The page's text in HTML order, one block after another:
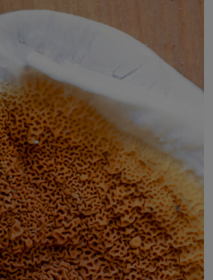
soorten hout. De optimale
van huiszwam is ongeveer 21
ook papier, textiel en
zoals aardappelen, worden
muren zelf niet aantast, kan hij er